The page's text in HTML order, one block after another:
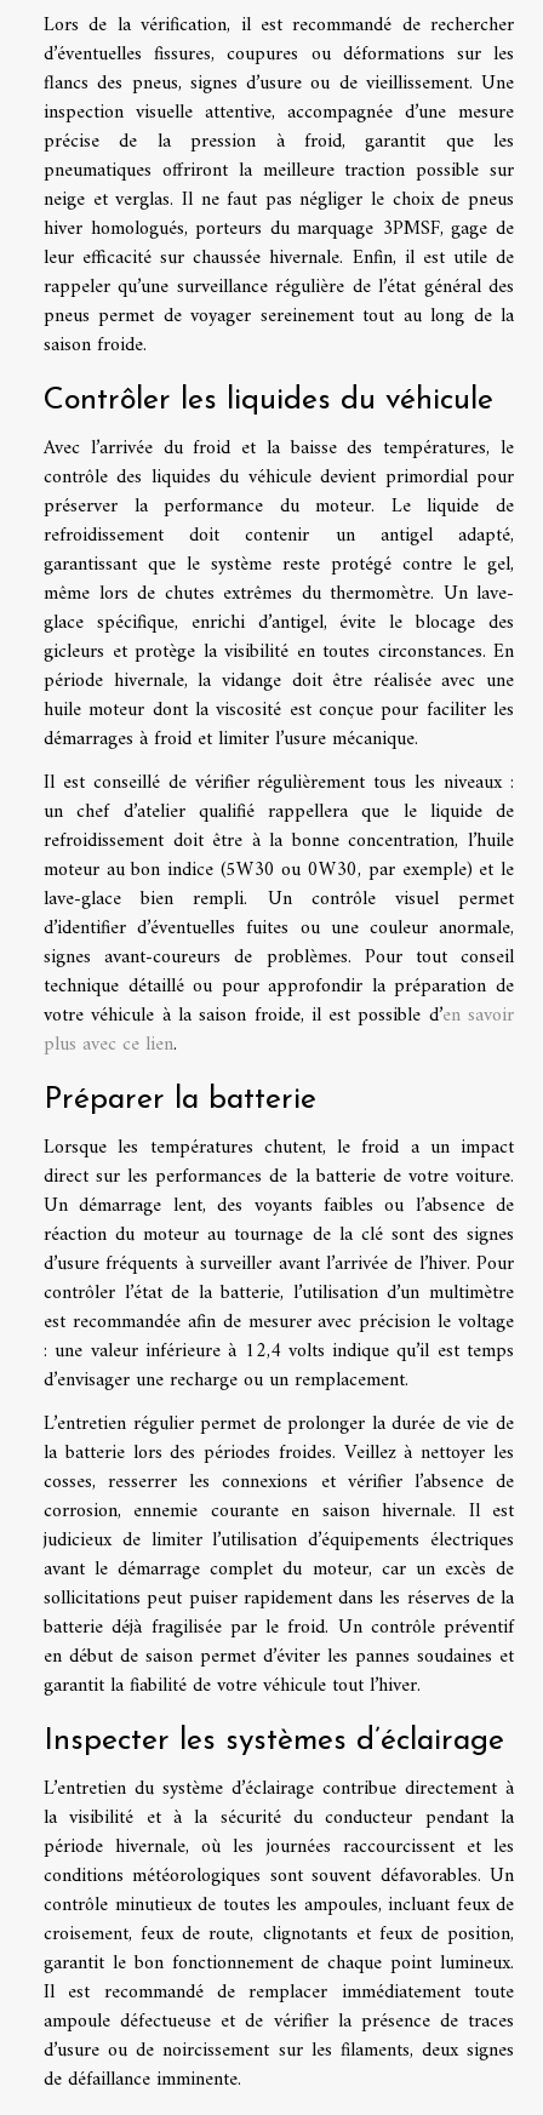
Lors de la vérification, il est recommandé de rechercher
d’éventuelles fissures, coupures ou déformations sur les
flancs des pneus, signes d’usure ou de vieillissement. Une
inspection visuelle attentive, accompagnée d’une mesure
précise de la pression à froid, garantit que les
pneumatiques offriront la meilleure traction possible sur
neige et verglas. Il ne faut pas négliger le choix de pneus
hiver homologués, porteurs du marquage 3PMSF, gage de
leur efficacité sur chaussée hivernale. Enfin, il est utile de
rappeler qu’une surveillance régulière de l’état général des
pneus permet de voyager sereinement tout au long de la
saison froide.
Contrôler les liquides du véhicule
Avec l’arrivée du froid et la baisse des températures, le
contrôle des liquides du véhicule devient primordial pour
préserver la performance du moteur. Le liquide de
refroidissement doit contenir un antigel adapté,
garantissant que le système reste protégé contre le gel,
même lors de chutes extrêmes du thermomètre. Un lave-
glace spécifique, enrichi d’antigel, évite le blocage des
gicleurs et protège la visibilité en toutes circonstances. En
période hivernale, la vidange doit être réalisée avec une
huile moteur dont la viscosité est conçue pour faciliter les
démarrages à froid et limiter l’usure mécanique.
Il est conseillé de vérifier régulièrement tous les niveaux :
un chef d’atelier qualifié rappellera que le liquide de
refroidissement doit être à la bonne concentration, l’huile
moteur au bon indice (5W30 ou 0W30, par exemple) et le
lave-glace bien rempli. Un contrôle visuel permet
d’identifier d’éventuelles fuites ou une couleur anormale,
signes avant-coureurs de problèmes. Pour tout conseil
technique détaillé ou pour approfondir la préparation de
votre véhicule à la saison froide, il est possible d’en savoir
plus avec ce lien.
Préparer la batterie
Lorsque les températures chutent, le froid a un impact
direct sur les performances de la batterie de votre voiture.
Un démarrage lent, des voyants faibles ou l’absence de
réaction du moteur au tournage de la clé sont des signes
d’usure fréquents à surveiller avant l’arrivée de l’hiver. Pour
contrôler l’état de la batterie, l’utilisation d’un multimètre
est recommandée afin de mesurer avec précision le voltage
: une valeur inférieure à 12,4 volts indique qu’il est temps
d’envisager une recharge ou un remplacement.
L’entretien régulier permet de prolonger la durée de vie de
la batterie lors des périodes froides. Veillez à nettoyer les
cosses, resserrer les connexions et vérifier l’absence de
corrosion, ennemie courante en saison hivernale. Il est
judicieux de limiter l’utilisation d’équipements électriques
avant le démarrage complet du moteur, car un excès de
sollicitations peut puiser rapidement dans les réserves de la
batterie déjà fragilisée par le froid. Un contrôle préventif
en début de saison permet d’éviter les pannes soudaines et
garantit la fiabilité de votre véhicule tout l’hiver.
Inspecter les systèmes d’éclairage
L’entretien du système d’éclairage contribue directement à
la visibilité et à la sécurité du conducteur pendant la
période hivernale, où les journées raccourcissent et les
conditions météorologiques sont souvent défavorables. Un
contrôle minutieux de toutes les ampoules, incluant feux de
croisement, feux de route, clignotants et feux de position,
garantit le bon fonctionnement de chaque point lumineux.
Il est recommandé de remplacer immédiatement toute
ampoule défectueuse et de vérifier la présence de traces
d’usure ou de noircissement sur les filaments, deux signes
de défaillance imminente.